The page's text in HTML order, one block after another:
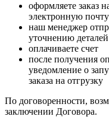
оформляете заказ
электронную почту
наш менеджер
уточнению деталей
оплачиваете счет
после получения
уведомление о
заказа на отгрузку
По договоренности,
заключении Договора.